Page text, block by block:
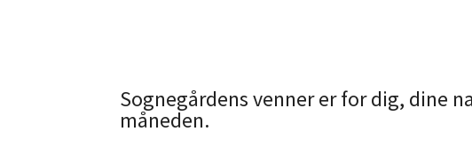
Sognegårdens venner er for dig, dine
måneden.